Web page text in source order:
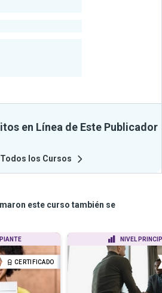
en Línea de Este Publicador
los Cursos
este curso también se
CERTIFICADO
NIVEL